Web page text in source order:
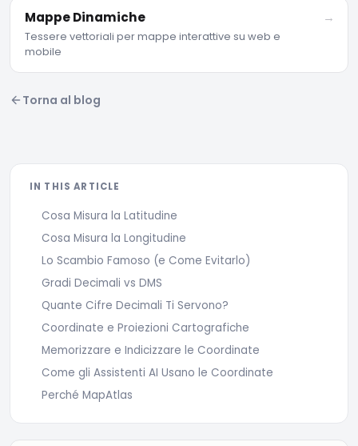
Mappe Dinamiche
Tessere vettoriali per mappe interattive su web e
mobile
→
Torna al blog
IN THIS ARTICLE
Cosa Misura la Latitudine
Cosa Misura la Longitudine
Lo Scambio Famoso (e Come Evitarlo)
Gradi Decimali vs DMS
Quante Cifre Decimali Ti Servono?
Coordinate e Proiezioni Cartografiche
Memorizzare e Indicizzare le Coordinate
Come gli Assistenti AI Usano le Coordinate
Perché MapAtlas